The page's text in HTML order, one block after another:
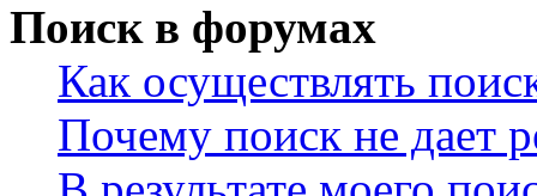
Поиск в форумах
Как осуществлять
Почему поиск не дает